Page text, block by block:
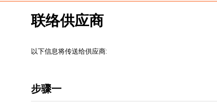
联络供应商
以下信息将传送给供应商:
步骤一